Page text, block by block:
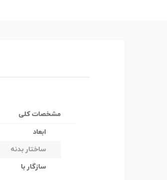
مشخصات کلی
ابعاد
ساختار بدنه
سازگار با